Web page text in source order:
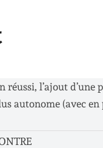
l’ajout d’une
autonome (avec